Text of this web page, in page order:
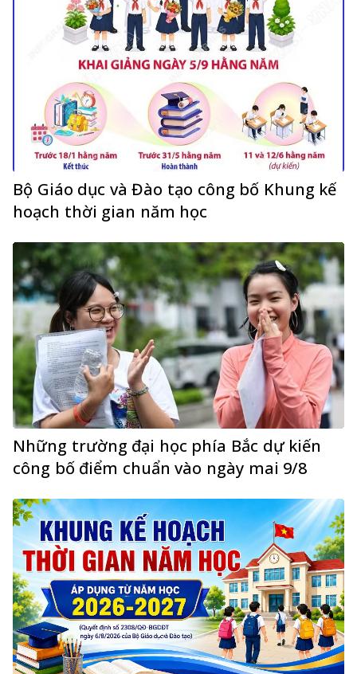
Bộ Giáo dục và Đào tạo công bố Khung kế
hoạch thời gian năm học
Những trường đại học phía Bắc dự kiến
công bố điểm chuẩn vào ngày mai 9/8